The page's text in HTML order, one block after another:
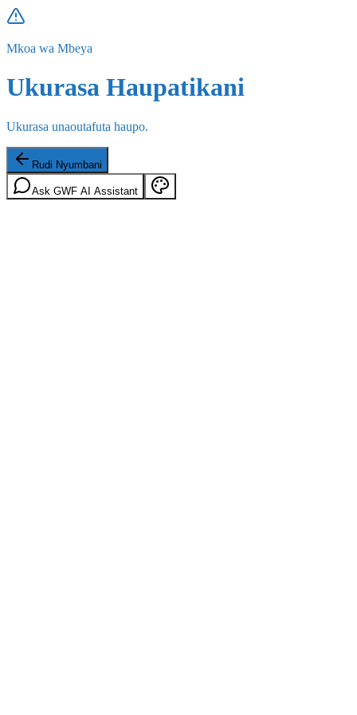
Mkoa wa Mbeya
Ukurasa Haupatikani
Ukurasa unaoutafuta haupo.
Rudi Nyumbani
Ask GWF AI Assistant